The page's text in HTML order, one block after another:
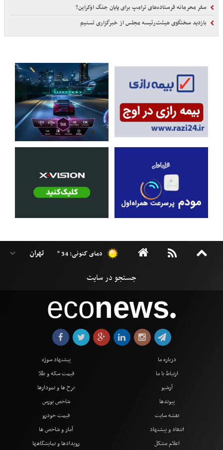
سفر محرمانه فرستاده‌های ترامپ برای پایان جنگ اوکراین؟
بازدید سخنگوی هیئت‌رئیسه مجلس از خبرگزاری تسنیم
دمای کنونی: 34 °
econews●
درباره ما
ارتباط با ما
آرشیو
پیوندها
نقشه سایت
انتقاد و پیشنهاد
اعلام مشکل
پیشنهاد سوژه
قیمت سکه و طلا
نرخ ها و نمودارها
شاخص بورس
قیمت خودرو
آمار و شاخص ها
رویدادها و نمایشگاهها